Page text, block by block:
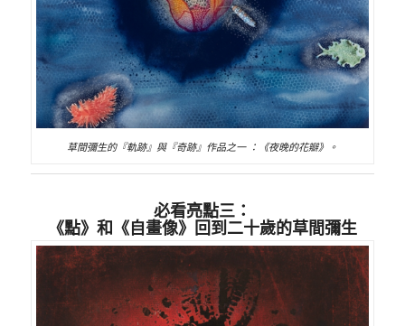
草間彌生的『軌跡』與『奇跡』作品之一 ：《夜晚的花瓣》。
必看亮點三：
《點》和《自畫像》回到二十歲的草間彌生